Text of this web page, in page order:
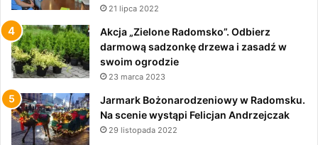
21 lipca 2022
Akcja „Zielone Radomsko”. Odbierz
darmową sadzonkę drzewa i zasadź w
swoim ogrodzie
23 marca 2023
Jarmark Bożonarodzeniowy w Radomsku.
Na scenie wystąpi Felicjan Andrzejczak
29 listopada 2022